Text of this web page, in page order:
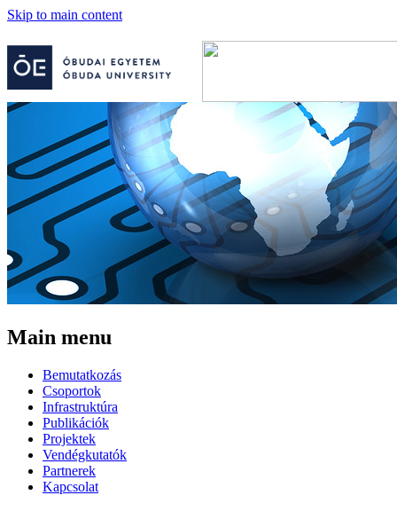
Skip to main content
Main menu
Bemutatkozás
Csoportok
Infrastruktúra
Publikációk
Projektek
Vendégkutatók
Partnerek
Kapcsolat